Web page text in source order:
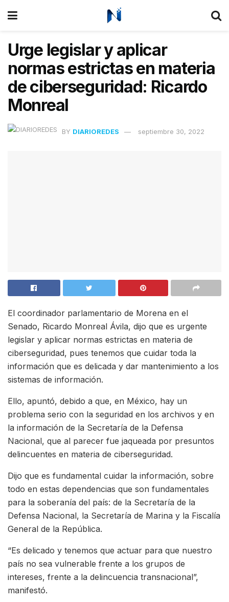
Urge legislar y aplicar
normas estrictas en materia
de ciberseguridad: Ricardo
Monreal
BY DIARIOREDES septiembre 30, 2022
El coordinador parlamentario de Morena en el
Senado, Ricardo Monreal Ávila, dijo que es urgente
legislar y aplicar normas estrictas en materia de
ciberseguridad, pues tenemos que cuidar toda la
información que es delicada y dar mantenimiento a los
sistemas de información.
Ello, apuntó, debido a que, en México, hay un
problema serio con la seguridad en los archivos y en
la información de la Secretaría de la Defensa
Nacional, que al parecer fue jaqueada por presuntos
delincuentes en materia de ciberseguridad.
Dijo que es fundamental cuidar la información, sobre
todo en estas dependencias que son fundamentales
para la soberanía del país: de la Secretaría de la
Defensa Nacional, la Secretaría de Marina y la Fiscalía
General de la República.
“Es delicado y tenemos que actuar para que nuestro
país no sea vulnerable frente a los grupos de
intereses, frente a la delincuencia transnacional”,
manifestó.